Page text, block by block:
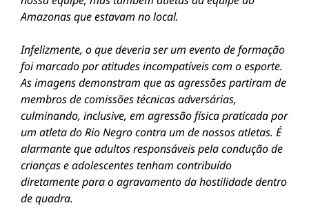
Amazonas que estavam no local.
​Infelizmente, o que deveria ser um evento de formação
foi marcado por atitudes incompatíveis com o esporte.
As imagens demonstram que as agressões partiram de
membros de comissões técnicas adversárias,
culminando, inclusive, em agressão física praticada por
um atleta do Rio Negro contra um de nossos atletas. É
alarmante que adultos responsáveis pela condução de
crianças e adolescentes tenham contribuído
diretamente para o agravamento da hostilidade dentro
de quadra.